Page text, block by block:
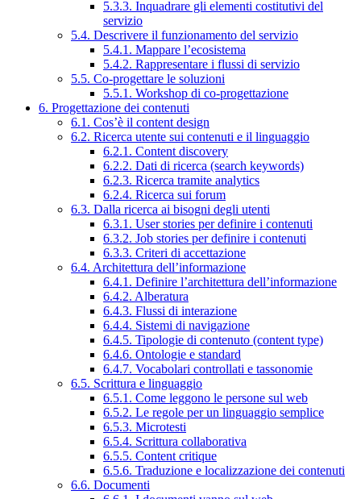
5.3.3. Inquadrare gli elementi costitutivi del
servizio
5.4. Descrivere il funzionamento del servizio
5.4.1. Mappare l’ecosistema
5.4.2. Rappresentare i flussi di servizio
5.5. Co-progettare le soluzioni
5.5.1. Workshop di co-progettazione
6. Progettazione dei contenuti
6.1. Cos’è il content design
6.2. Ricerca utente sui contenuti e il linguaggio
6.2.1. Content discovery
6.2.2. Dati di ricerca (search keywords)
6.2.3. Ricerca tramite analytics
6.2.4. Ricerca sui forum
6.3. Dalla ricerca ai bisogni degli utenti
6.3.1. User stories per definire i contenuti
6.3.2. Job stories per definire i contenuti
6.3.3. Criteri di accettazione
6.4. Architettura dell’informazione
6.4.1. Definire l’architettura dell’informazione
6.4.2. Alberatura
6.4.3. Flussi di interazione
6.4.4. Sistemi di navigazione
6.4.5. Tipologie di contenuto (content type)
6.4.6. Ontologie e standard
6.4.7. Vocabolari controllati e tassonomie
6.5. Scrittura e linguaggio
6.5.1. Come leggono le persone sul web
6.5.2. Le regole per un linguaggio semplice
6.5.3. Microtesti
6.5.4. Scrittura collaborativa
6.5.5. Content critique
6.5.6. Traduzione e localizzazione dei contenuti
6.6. Documenti